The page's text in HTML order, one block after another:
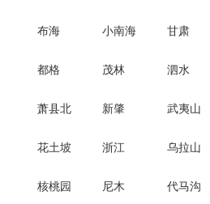
布海 小南海 甘肃
都格 茂林 泗水
萧县北 新肇 武夷山
花土坡 浙江 乌拉山
核桃园 尼木 代马沟